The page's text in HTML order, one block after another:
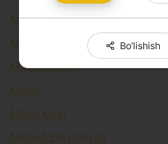
Airdrop
Akkreditiv
Akseleratorlar
Aksiya
Aksiya kursi
Aksiyadorlik jamiyati
Bo‘lishish